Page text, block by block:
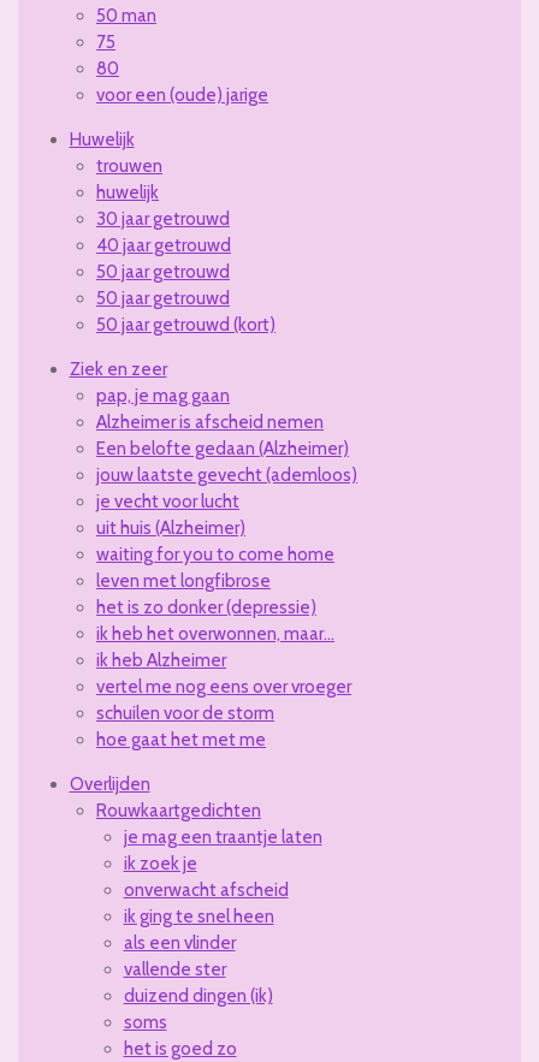
50 man
75
80
voor een (oude) jarige
Huwelijk
trouwen
huwelijk
30 jaar getrouwd
40 jaar getrouwd
50 jaar getrouwd
50 jaar getrouwd
50 jaar getrouwd (kort)
Ziek en zeer
pap, je mag gaan
Alzheimer is afscheid nemen
Een belofte gedaan (Alzheimer)
jouw laatste gevecht (ademloos)
je vecht voor lucht
uit huis (Alzheimer)
waiting for you to come home
leven met longfibrose
het is zo donker (depressie)
ik heb het overwonnen, maar...
ik heb Alzheimer
vertel me nog eens over vroeger
schuilen voor de storm
hoe gaat het met me
Overlijden
Rouwkaartgedichten
je mag een traantje laten
ik zoek je
onverwacht afscheid
ik ging te snel heen
als een vlinder
vallende ster
duizend dingen (ik)
soms
het is goed zo